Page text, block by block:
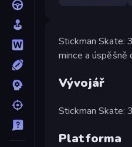
Stickman Skate:
mince a úspěšně
Vývojář
Stickman Skate:
Platforma